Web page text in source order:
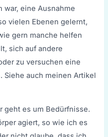
war, eine Ausnahme
vielen Ebenen gelernt,
gern manche helfen
sich auf andere
zu versuchen eine
Siehe auch meinen Artikel
geht es um Bedürfnisse.
agiert, so wie ich es